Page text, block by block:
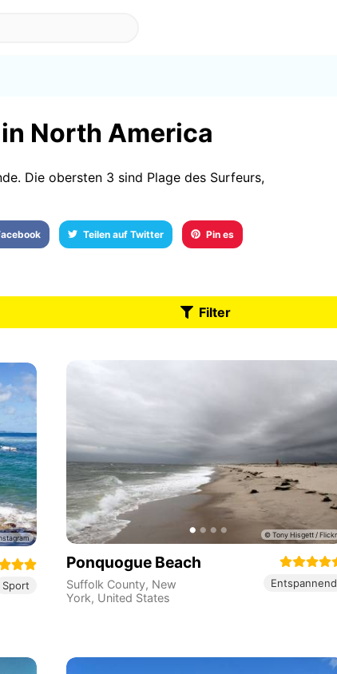
North America
Die obersten 3 sind Plage des Surfeurs,
Teilen auf Twitter Pin es
Filter
Sport
Ponquogue Beach
Suffolk County, New
York, United States
Entspannend